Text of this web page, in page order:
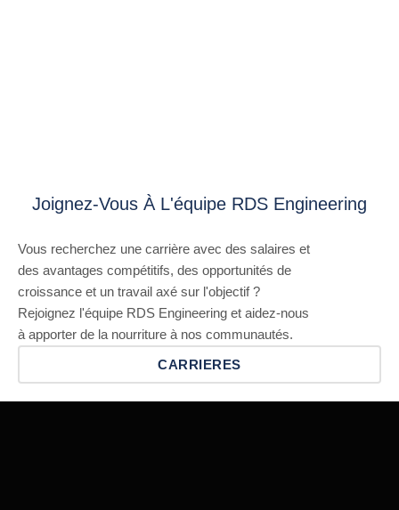
Joignez-Vous À L'équipe RDS Engineering
Vous recherchez une carrière avec des salaires et
des avantages compétitifs, des opportunités de
croissance et un travail axé sur l'objectif ?
Rejoignez l'équipe RDS Engineering et aidez-nous
à apporter de la nourriture à nos communautés.
CARRIERES